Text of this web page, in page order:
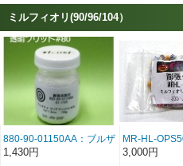
ミルフィオリ(90/96/104）
880-90-01150AA：ブルザ
イフリット 透明
1,430円
MR-HL-
ティ・ミルフ
3,000円